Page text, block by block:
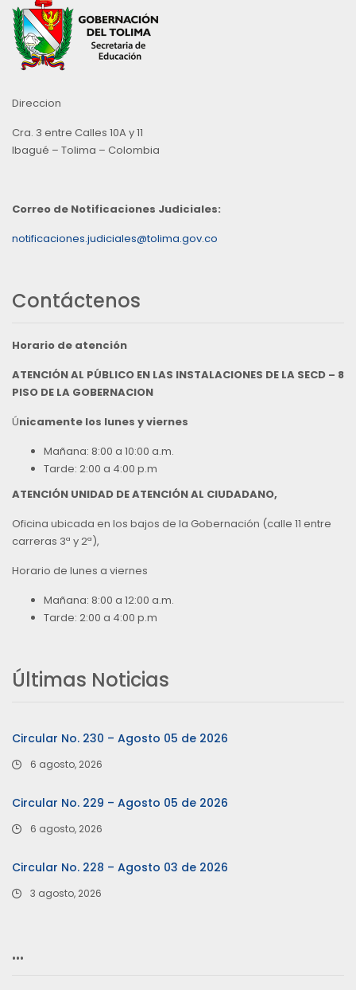
Direccion
Cra. 3 entre Calles 10A y 11
Ibagué – Tolima – Colombia
Correo de Notificaciones Judiciales:
notificaciones.judiciales@tolima.gov.co
Contáctenos
Horario de atención
ATENCIÓN AL PÚBLICO EN LAS INSTALACIONES DE LA SECD – 8
PISO DE LA GOBERNACION
Únicamente los lunes y viernes
Mañana: 8:00 a 10:00 a.m.
Tarde: 2:00 a 4:00 p.m
ATENCIÓN UNIDAD DE ATENCIÓN AL CIUDADANO,
Oficina ubicada en los bajos de la Gobernación (calle 11 entre
carreras 3ª y 2ª),
Horario de lunes a viernes
Mañana: 8:00 a 12:00 a.m.
Tarde: 2:00 a 4:00 p.m
Últimas Noticias
Circular No. 230 – Agosto 05 de 2026
6 agosto, 2026
Circular No. 229 – Agosto 05 de 2026
6 agosto, 2026
Circular No. 228 – Agosto 03 de 2026
3 agosto, 2026
…